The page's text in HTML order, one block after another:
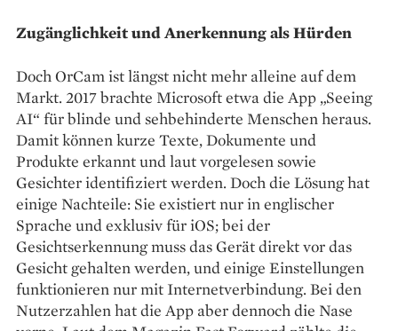
Zugänglichkeit und Anerkennung als Hürden
Doch OrCam ist längst nicht mehr alleine auf dem
Markt. 2017 brachte Microsoft etwa die App „Seeing
AI“ für blinde und sehbehinderte Menschen heraus.
Damit können kurze Texte, Dokumente und
Produkte erkannt und laut vorgelesen sowie
Gesichter identifiziert werden. Doch die Lösung hat
einige Nachteile: Sie existiert nur in englischer
Sprache und exklusiv für iOS; bei der
Gesichtserkennung muss das Gerät direkt vor das
Gesicht gehalten werden, und einige Einstellungen
funktionieren nur mit Internetverbindung. Bei den
Nutzerzahlen hat die App aber dennoch die Nase